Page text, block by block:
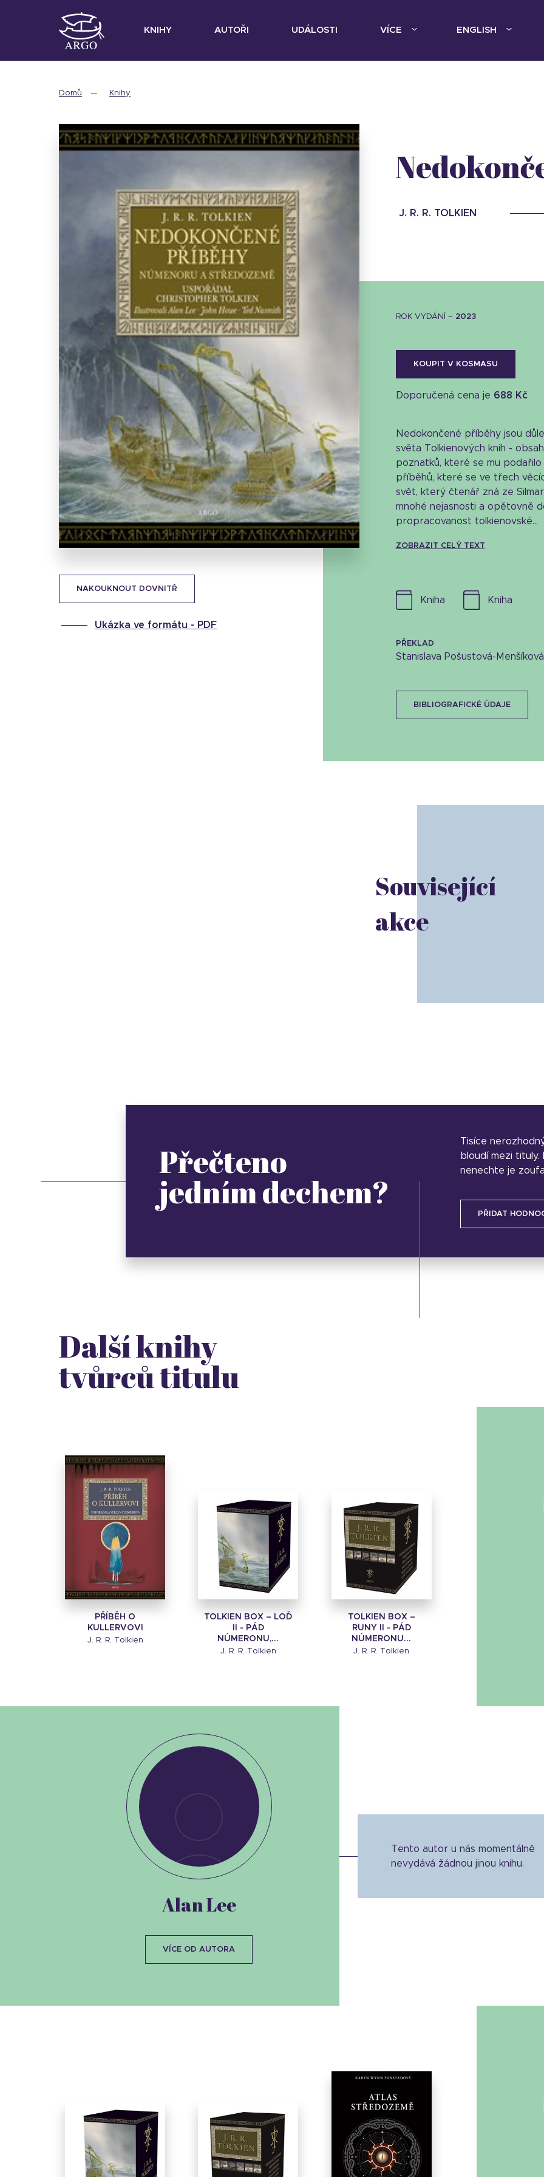
KNIHY AUTOŘI UDÁLOSTI VÍCE ENGLISH
Domů Knihy
Stáhnout obálku
24.49 KB
NAKOUKNOUT DOVNITŘ
Ukázka ve formátu - PDF
J. R. R. TOLKIEN
ROK VYDÁNÍ – 2023
KOUPIT V KOSMASU
Doporučená cena je 688 Kč
Nedokončené příběhy jsou
světa Tolkienových knih -
poznatků, které se mu
příběhů, které se ve třech
svět, který čtenář zná ze
mnohé nejasnosti a opětovně
propracovanost tolkienovské...
ZOBRAZIT CELÝ TEXT
kniha kniha
PŘEKLAD
Stanislava Pošustová-Menšíková
BIBLIOGRAFICKÉ ÚDAJE
Související
akce
Přečteno
jedním dechem?
Tisíce
bloudí mezi
nenechte je
PŘIDAT
Další knihy
tvůrců titulu
PŘÍBĚH O
KULLERVOVI
J. R. R. Tolkien
TOLKIEN BOX – LOĎ
II - PÁD
NÚMERONU,...
J. R. R. Tolkien
TOLKIEN BOX –
RUNY II - PÁD
NÚMERONU...
J. R. R. Tolkien
Tento autor u nás momentálně
nevydává žádnou jinou knihu.
Alan Lee
VÍCE OD AUTORA